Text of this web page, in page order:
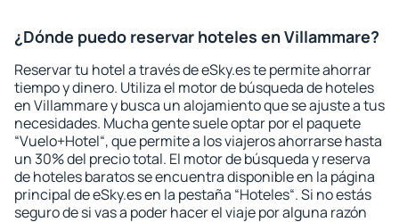
¿Dónde puedo reservar hoteles en Villammare?
Reservar tu hotel a través de eSky.es te permite ahorrar
tiempo y dinero. Utiliza el motor de búsqueda de hoteles
en Villammare y busca un alojamiento que se ajuste a tus
necesidades. Mucha gente suele optar por el paquete
“Vuelo+Hotel“, que permite a los viajeros ahorrarse hasta
un 30% del precio total. El motor de búsqueda y reserva
de hoteles baratos se encuentra disponible en la página
principal de eSky.es en la pestaña “Hoteles“. Si no estás
seguro de si vas a poder hacer el viaje por alguna razón